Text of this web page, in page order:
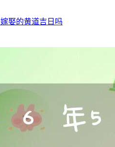
娶的黄道吉日吗